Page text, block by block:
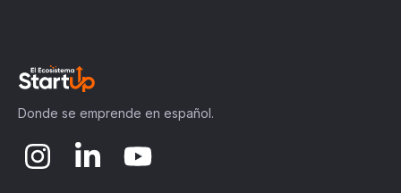
Donde se emprende en español.